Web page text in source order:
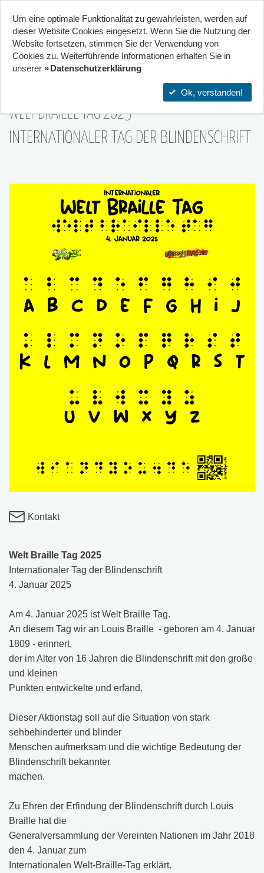
Start Projekte Orte
WELT BRAILLE TAG 2025
INTERNATIONALER TAG DER BLINDENSCHRIFT
25 Kooperation von 2 Zentren
Kontakt
Welt Braille Tag 2025
Internationaler Tag der Blindenschrift
4. Januar 2025
Am 4. Januar 2025 ist Welt Braille Tag.
An diesem Tag wir an Louis Braille - geboren am 4. Januar
1809 - erinnert,
der im Alter von 16 Jahren die Blindenschrift mit den große
und kleinen
Punkten entwickelte und erfand.
Dieser Aktionstag soll auf die Situation von stark
sehbehinderter und blinder
Menschen aufmerksam und die wichtige Bedeutung der
Blindenschrift bekannter
machen.
Zu Ehren der Erfindung der Blindenschrift durch Louis
Braille hat die
Generalversammlung der Vereinten Nationen im Jahr 2018
den 4. Januar zum
Internationalen Welt-Braille-Tag erklärt.
Um eine optimale Funktionalität zu gewährleisten, werden auf
dieser Website Cookies eingesetzt. Wenn Sie die Nutzung der
Website fort­setzen, stimmen Sie der Verwendung von
Cookies zu. Weiterführende Informationen erhalten Sie in
unserer
Datenschutzerklärung
Ok, verstanden!